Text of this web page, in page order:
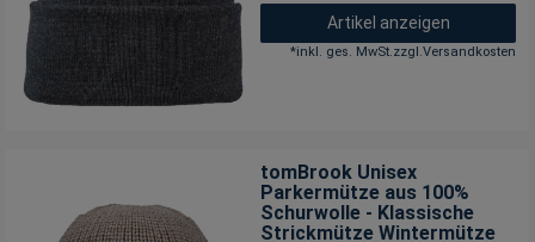
Artikel anzeigen
*inkl. ges. MwSt. zzgl. Versandkosten
tomBrook Unisex
Parkermütze aus 100%
Schurwolle - Klassische
Strickmütze Wintermütze